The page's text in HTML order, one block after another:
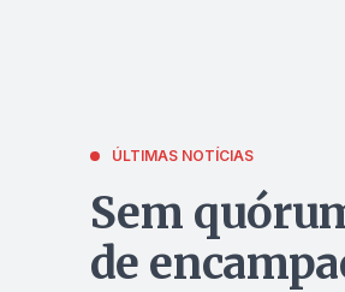
ÚLTIMAS NOTÍCIAS
Sem
de